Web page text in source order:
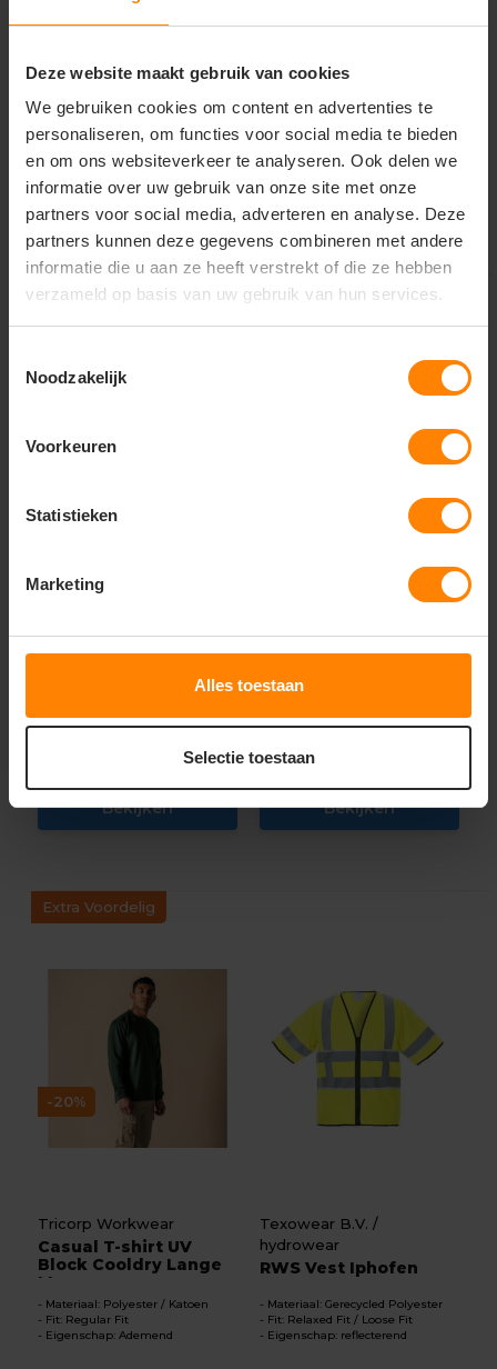
Deze website maakt gebruik van cookies
We gebruiken cookies om content en advertenties te
personaliseren, om functies voor social media te bieden
en om ons websiteverkeer te analyseren. Ook delen we
informatie over uw gebruik van onze site met onze
partners voor social media, adverteren en analyse. Deze
partners kunnen deze gegevens combineren met andere
informatie die u aan ze heeft verstrekt of die ze hebben
verzameld op basis van uw gebruik van hun services.
Noodzakelijk
Voorkeuren
Statistieken
Marketing
Alles toestaan
Selectie toestaan
Materiaal: Katoen / Polyester
Eigenschap: Ademend
Excl. btw
Bekijken
Materiaal: Katoen / Polyester
Eigenschap: Ademend
14,62 Excl. btw
Bekijken
Java | crossover t-
shirt 782
Eigenschap: Ademend
Bekijken
Accelerate T-shirts
voor kinderen 18982
Materiaal: 100% Katoen
Eigenschap: Ademend
14,63
Bekijken
-20%
Tricorp Workwear
Casual T-shirt UV
Block Cooldry Lange
Mo...
Materiaal: Polyester / Katoen
Fit: Regular Fit
Eigenschap: Ademend
Extra Voordelig
Texowear B.V. /
hydrowear
RWS Vest Iphofen
Materiaal: Gerecycled Polyester
Fit: Relaxed Fit / Loose Fit
Eigenschap: reflecterend